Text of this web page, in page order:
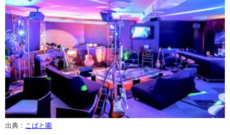
出典： こばと園